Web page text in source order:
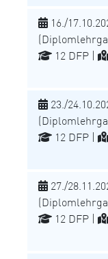
16./
12 DFP |
23./
12 DFP |
27./
12 DFP |